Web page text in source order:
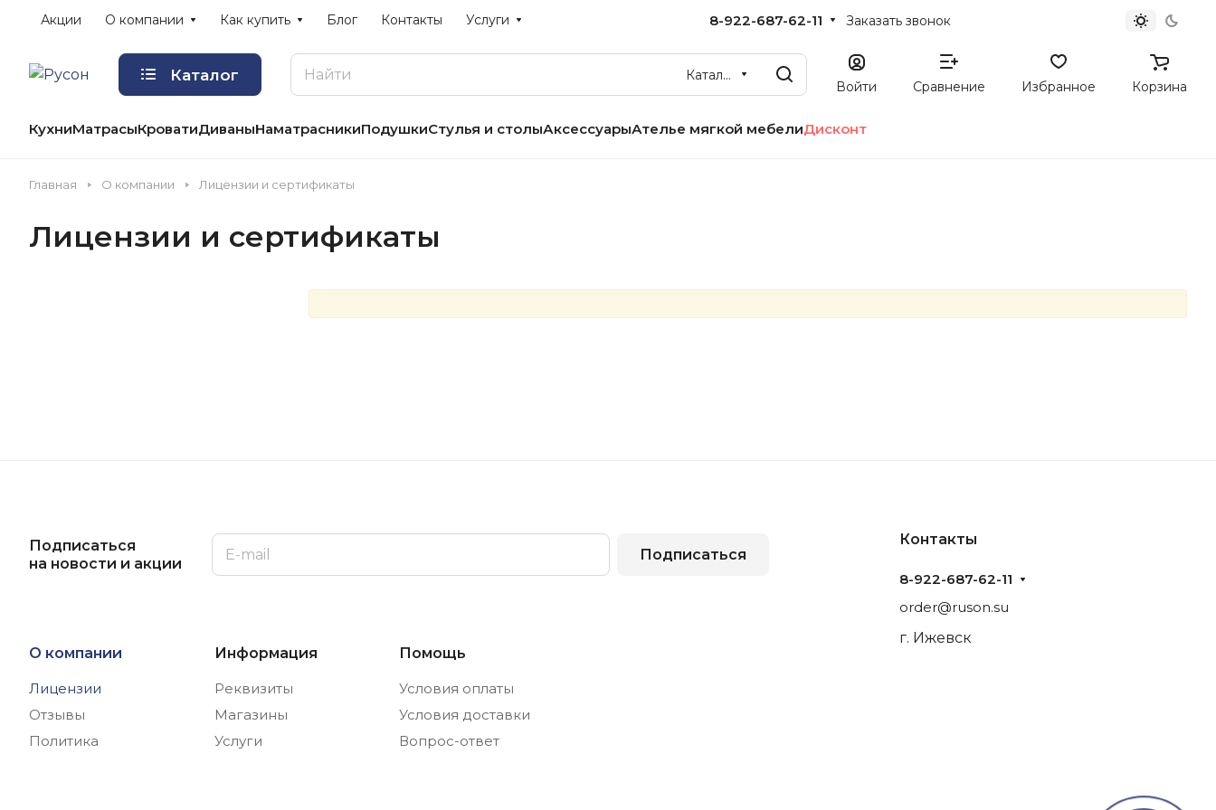
Акции О компании Как купить Блог Контакты Услуги 8-922-687-62-11 Заказать звонок
Каталог Каталог
Войти Сравнение Избранное Корзина
КухниМатрасыКроватиДиваныНаматрасникиПодушкиСтулья и столыАксессуарыАтелье мягкой мебелиДисконт
Главная О компании Лицензии и сертификаты
Лицензии и сертификаты
Подписаться
на новости и акции
Подписаться
О компании
Лицензии
Отзывы
Политика
Информация
Реквизиты
Магазины
Услуги
Помощь
Условия оплаты
Условия доставки
Вопрос-ответ
Контакты
8-922-687-62-11
order@ruson.su
г. Ижевск